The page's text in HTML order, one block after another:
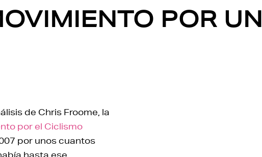
POR UN
de Chris Froome, la
por el Ciclismo
por unos cuantos
hasta ese